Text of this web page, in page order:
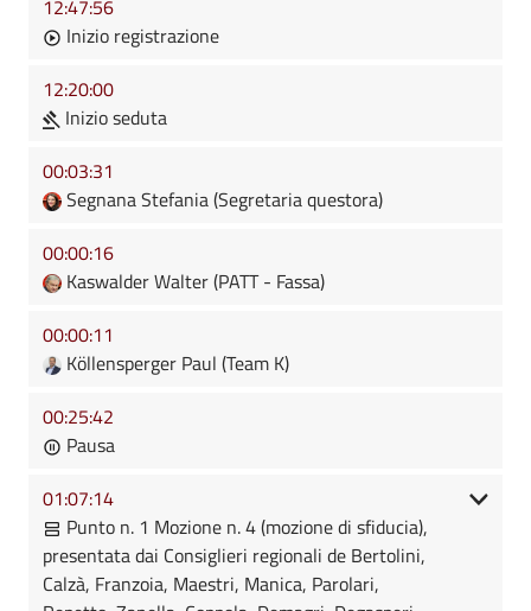
12:47:56
Inizio registrazione
12:20:00
Inizio seduta
00:03:31
Segnana Stefania (Segretaria questora)
00:00:16
Kaswalder Walter (PATT - Fassa)
00:00:11
Köllensperger Paul (Team K)
00:25:42
Pausa
01:07:14
Punto n. 1 Mozione n. 4 (mozione di sfiducia),
presentata dai Consiglieri regionali de Bertolini,
Calzà, Franzoia, Maestri, Manica, Parolari,